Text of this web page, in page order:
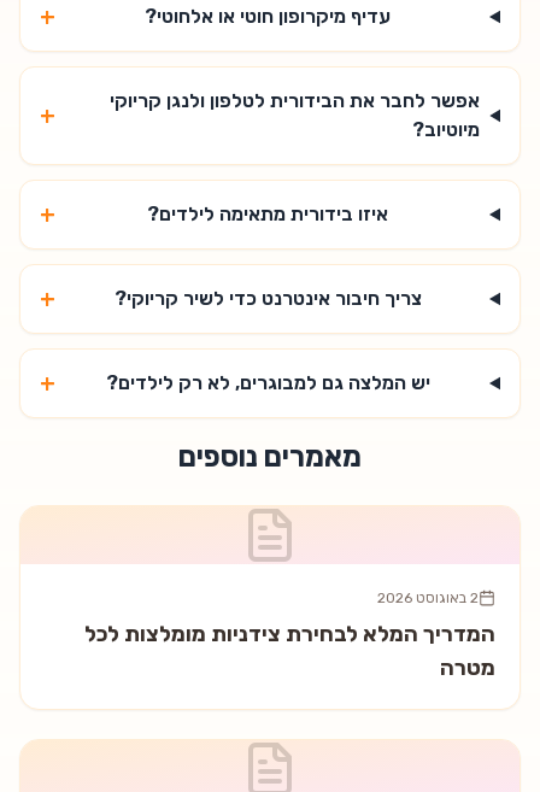
עדיף מיקרופון חוטי או אלחוטי? +
אפשר לחבר את הבידורית לטלפון ולנגן קריוקי
מיוטיוב?
+
איזו בידורית מתאימה לילדים? +
צריך חיבור אינטרנט כדי לשיר קריוקי? +
יש המלצה גם למבוגרים, לא רק לילדים? +
מאמרים נוספים
2 באוגוסט 2026
המדריך המלא לבחירת צידניות מומלצות לכל
מטרה